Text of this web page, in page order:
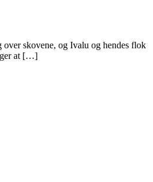
skovene, og Ivalu og hendes flok
at […]